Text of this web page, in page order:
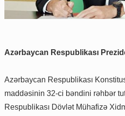
Azərbaycan Respublikası
Azərbaycan Respublikası
maddəsinin 32-ci bəndini rəhbər
Respublikası Dövlət Mühafizə